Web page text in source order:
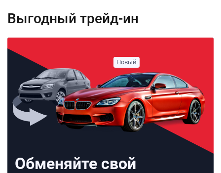
Выгодный трейд-ин
Обменяйте свой